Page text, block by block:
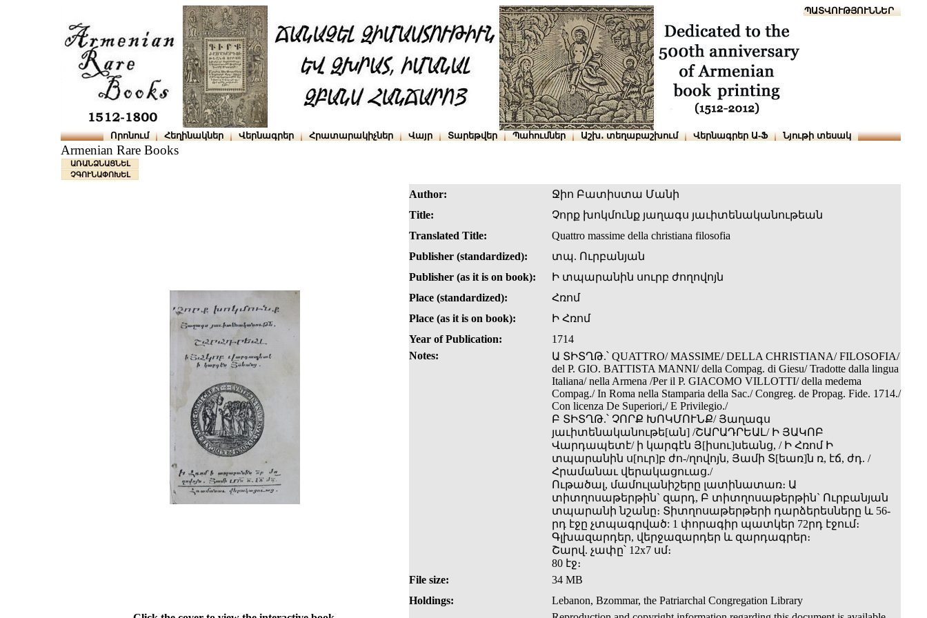
ՆԱԽԱՊԱՏՎՈՒԹՅՈՒՆՆԵՐ
Որոնում Հեղինակներ Վերնագրեր Հրատարակիչներ Վայր Տարեթվեր Պահումներ Աշխ․ տեղաբաշխում Վերնագրեր Ա-Ֆ Նյութի տեսակ
Armenian Rare Books
ԱՌԱՆՁՆԱՑՆԵԼ
ՉԳՈՒՆԱՓՈԽԵԼ
Author:
Ջիո Բատիստա Մանի
Title:
Չորք խոկմունք յաղագս յաւիտենականութեան
Translated Title:
Quattro massime della christiana filosofia
Publisher (standardized):
տպ. Ուրբանյան
Publisher (as it is on book):
Ի տպարանին սուրբ ժողովոյն
Place (standardized):
Հռոմ
Place (as it is on book):
Ի Հռոմ
Year of Publication:
1714
Notes:
Ա ՏԻՏՂԹ.՝ QUATTRO/ MASSIME/ DELLA CHRISTIANA/ FILOSOFIA/
del P. GIO. BATTISTA MANNI/ della Compag. di Giesu/ Tradotte dalla lingua
Italiana/ nella Armena /Per il P. GIACOMO VILLOTTI/ della medema
Compag./ In Roma nella Stamparia della Sac./ Congreg. de Propag. Fide. 1714./
Con licenza De Superiori,/ E Privilegio./
Բ ՏԻՏՂԹ.՝ ՉՈՐՔ ԽՈԿՄՈՒՆՔ/ Յաղագս
յաւիտենականութե[ան] /ՇԱՐԱԴՐԵԱԼ/ Ի ՅԱԿՈԲ
Վարդապետէ/ ի կարգէն Յ[իսու]սեանց, / Ի Հռոմ Ի
տպարանին ս[ուր]բ ժո-/ղովոյն, Յամի Տ[եառ]ն ռ, էճ, ժդ. /
Հրամանաւ վերակացուաց./
Ութածալ, մամուլանիշերը լատինատառ։ Ա
տիտղոսաթերթին` զարդ, Բ տիտղոսաթերթին` Ուրբանյան
տպարանի նշանը։ Տիտղոսաթերթերի դարձերեսները և 56­
րդ էջը չտպագրված: 1 փորագիր պատկեր 72­րդ էջում։
Գլխազարդեր, վերջազարդեր և զարդագրեր։
Շարվ. չափը՝ 12x7 սմ։
80 էջ։
File size:
34 MB
Holdings:
Lebanon, Bzommar, the Patriarchal Congregation Library